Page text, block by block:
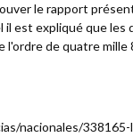
le rapport
est expliqué que les
de quatre mille
nacionales/